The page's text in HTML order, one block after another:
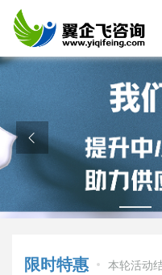
限时特惠 本轮活动